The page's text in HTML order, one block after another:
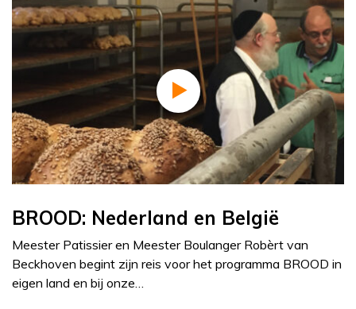
BROOD: Nederland en België
Meester Patissier en Meester Boulanger Robèrt van
Beckhoven begint zijn reis voor het programma BROOD in
eigen land en bij onze…